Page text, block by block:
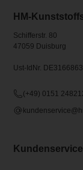
HM-
Schifferstr. 80
47059 Duisburg
Ust-IdNr.
(+49) 0151
Kundenservice